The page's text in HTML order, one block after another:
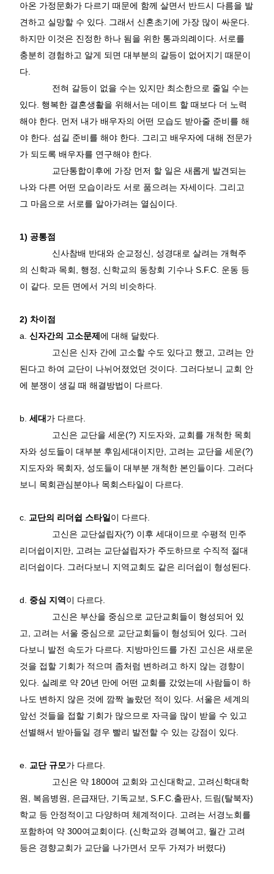
아온 가정문화가 다르기 때문에 함께 살면서 반드시 다름을 발
견하고 실망할 수 있다
그래서 신혼초기에 가장 많이 싸운다
하지만 이것은 진정한 하나 됨을 위한 통과의례이다 서로를
충분히 경험하고 알게 되면 대부분의 갈등이 없어지기 때문이
다
전혀 갈등이 없을 수는 있지만 최소한으로 줄일 수는
있다 행복한 결혼생활을 위해서는 데이트 할 때보다 더 노력
해야 한다 먼저 내가 배우자의 어떤 모습도 받아줄 준비를 해
야 한다 섬길 준비를 해야 한다
그리고 배우자에 대해 전문가
가 되도록 배우자를 연구해야 한다
교단통합이후에 가장 먼저 할 일은 새롭게 발견되는
나와 다른 어떤 모습이라도 서로 품으려는 자세이다
그리고
그 마음으로 서로를 알아가려는 열심이다
1) 공통점
신사참배 반대와 순교정신
성경대로 살려는 개혁주
의 신학과 목회
행정 신학교의 동창회 기수나 S.F.C. 운동 등
이 같다
모든 면에서 거의 비슷하다
2) 차이점
a. 신자간의 고소문제 에 대해 달랐다
고신은 신자 간에 고소할 수도 있다고 했고
고려는 안
된다고 하여 교단이 나뉘어졌었던 것이다
그러다보니 교회 안
에 분쟁이 생길 때 해결방법이 다르다
b. 세대 가 다르다
고신은 교단을 세운(?) 지도자와
교회를 개척한 목회
자와 성도들이 대부분 후임세대이지만
고려는 교단을 세운(?)
지도자와 목회자 성도들이 대부분 개척한 본인들이다
그러다
보니 목회관심분야나 목회스타일이 다르다
c. 교단의 리더쉽 스타일 이 다르다
고신은 교단설립자(?) 이후 세대이므로 수평적 민주
리더쉽이지만
고려는 교단설립자가 주도하므로 수직적 절대
리더쉽이다
그러다보니 지역교회도 같은 리더쉽이 형성된다
d. 중심 지역이 다르다
고신은 부산을 중심으로 교단교회들이 형성되어 있
고
고려는 서울 중심으로 교단교회들이 형성되어 있다
그러
다보니 발전 속도가 다르다 지방마인드를 가진 고신은 새로운
것을 접할 기회가 적으며 좀처럼 변하려고 하지 않는 경향이
있다 실례로 약 20년 만에 어떤 교회를 갔었는데 사람들이 하
나도 변하지 않은 것에 깜짝 놀랐던 적이 있다 서울은 세계의
앞선 것들을 접할 기회가 많으므로 자극을 많이 받을 수 있고
선별해서 받아들일 경우 빨리 발전할 수 있는 강점이 있다
e. 교단 규모가 다르다
고신은 약 1800여 교회와 고신대학교 고려신학대학
원
복음병원 은급재단 기독교보 , S.F.C. 출판사 드림(탈북자)
학교 등 안정적이고 다양하며 체계적이다
고려는 서경노회를
포함하여 약 300여교회이다 . (신학교와 경복여고
월간 고려
등은 경향교회가 교단을 나가면서 모두 가져가 버렸다)